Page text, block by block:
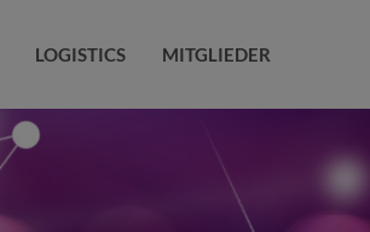
LOGISTICS MITGLIEDER